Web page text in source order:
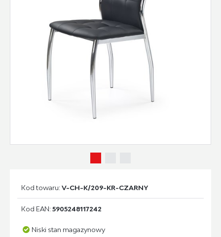
Kod towaru:V-CH-K/209-KR-CZARNY
Kod EAN:5905248117242
Niski stan magazynowy